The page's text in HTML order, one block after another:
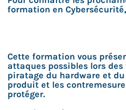
formation en Cybersécurité,
Cette formation vous
attaques possibles lors
piratage du hardware et
produit et les
protéger.